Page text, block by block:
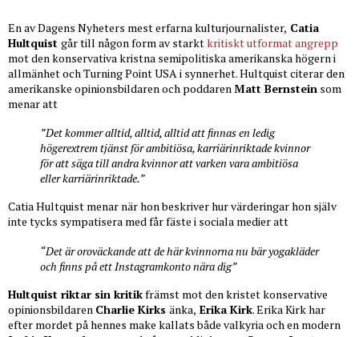
En av Dagens Nyheters mest erfarna kulturjournalister, Catia
Hultquist går till någon form av starktkritiskt utformat angrepp
mot den konservativa kristna semipolitiska amerikanska högern i
allmänhet och Turning Point USA i synnerhet. Hultquist citerar den
amerikanske opinionsbildaren och poddarenMatt Bernstein som
menar att
”Det kommer alltid, alltid, alltid att finnas en ledig
högerextrem tjänst för ambitiösa, karriärinriktade kvinnor
för att säga till andra kvinnor att varken vara ambitiösa
eller karriärinriktade.”
Catia Hultquist menar när hon beskriver hur värderingar hon själv
inte tycks sympatisera med får fäste i sociala medier att
“Det är oroväckande att de här kvinnorna nu bär yogakläder
och finns på ett Instagramkonto nära dig”
Hultquist riktar sin kritikfrämst mot den kristet konservative
opinionsbildaren Charlie Kirks änka, Erika Kirk. Erika Kirk har
efter mordet på hennes make kallats både valkyria och en modern